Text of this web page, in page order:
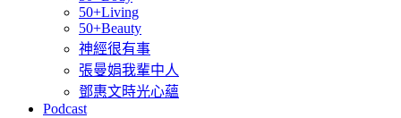
50+Living
50+Beauty
神經很有事
張曼娟我輩中人
鄧惠文時光心蘊
Podcast